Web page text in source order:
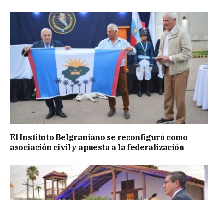
El Instituto Belgraniano se reconfiguró como
asociación civil y apuesta a la federalización